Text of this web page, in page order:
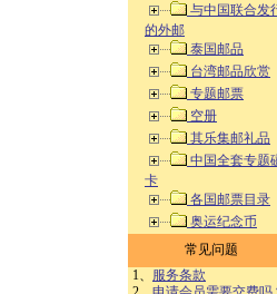
与中国联合发
的外邮
泰国邮品
台湾邮品欣赏
专题邮票
空册
其乐集邮礼品
中国全套专题
卡
各国邮票目录
奥运纪念币
常见问题
1、 服务条款